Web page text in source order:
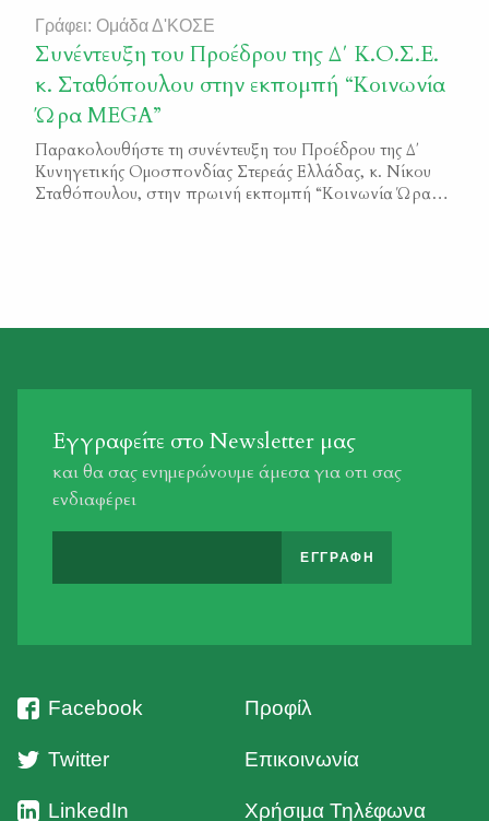
αγριόχοιρους – Καθορισμός πλαισίου συνεργασίας
αρμόδιων αρχών και φορέων για τη διαχείριση του
πληθυσμού των αγριόχοιρων, την ενίσχυση της
επιτήρησης της Αφρικανικής Πανώλους των χοίρων σε
αγριόχοιρους και τη διαχείριση εστιών της […]
Γράφει: Ομάδα Δ'ΚΟΣΕ
Συνέντευξη του Προέδρου της Δ΄ Κ.Ο.Σ.Ε.
κ. Σταθόπουλου στην εκπομπή “Κοινωνία
Ώρα MEGA”
Παρακολουθήστε τη συνέντευξη του Προέδρου της Δ΄
Κυνηγετικής Ομοσπονδίας Στερεάς Ελλάδας, κ. Νίκου
Σταθόπουλου, στην πρωινή εκπομπή “Κοινωνία Ώρα
Εγγραφείτε στο Newsletter μας
και θα σας ενημερώνουμε άμεσα για οτι σας
ενδιαφέρει
Facebook
Twitter
LinkedIn
Προφίλ
Επικοινωνία
Χρήσιμα Τηλέφωνα